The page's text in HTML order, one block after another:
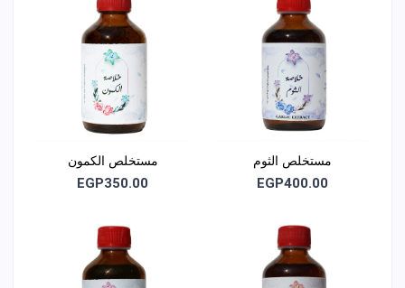
مستخلص الثوم
EGP400.00
مستخلص الكمون
EGP350.00